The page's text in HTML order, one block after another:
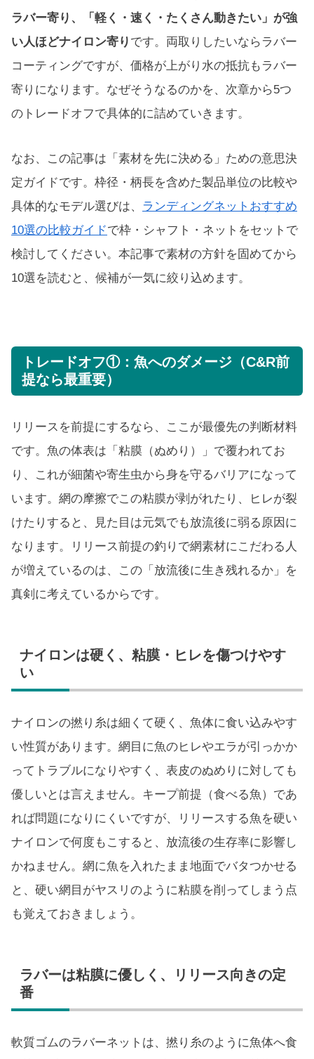
ラバー寄り、「軽く・速く・たくさん動きたい」が強
い人ほどナイロン寄り です。両取りしたいならラバー
コーティングですが、価格が上がり水の抵抗もラバー
寄りになります。なぜそうなるのかを、次章から5つ
のトレードオフで具体的に詰めていきます。
なお、この記事は「素材を先に決める」ための意思決
定ガイドです。枠径・柄長を含めた製品単位の比較や
具体的なモデル選びは、 ランディングネットおすすめ
10選の比較ガイドで枠・シャフト・ネットをセットで
検討してください。本記事で素材の方針を固めてから
10選を読むと、候補が一気に絞り込めます。
トレードオフ①：魚へのダメージ（C&R前
提なら最重要）
リリースを前提にするなら、ここが最優先の判断材料
です。魚の体表は「粘膜（ぬめり）」で覆われてお
り、これが細菌や寄生虫から身を守るバリアになって
います。網の摩擦でこの粘膜が剥がれたり、ヒレが裂
けたりすると、見た目は元気でも放流後に弱る原因に
なります。リリース前提の釣りで網素材にこだわる人
が増えているのは、この「放流後に生き残れるか」を
真剣に考えているからです。
ナイロンは硬く、粘膜・ヒレを傷つけやす
い
ナイロンの撚り糸は細くて硬く、魚体に食い込みやす
い性質があります。網目に魚のヒレやエラが引っかか
ってトラブルになりやすく、表皮のぬめりに対しても
優しいとは言えません。キープ前提（食べる魚）であ
れば問題になりにくいですが、リリースする魚を硬い
ナイロンで何度もこすると、放流後の生存率に影響し
かねません。網に魚を入れたまま地面でバタつかせる
と、硬い網目がヤスリのように粘膜を削ってしまう点
も覚えておきましょう。
ラバーは粘膜に優しく、リリース向きの定
番
軟質ゴムのラバーネットは、撚り糸のように魚体へ食